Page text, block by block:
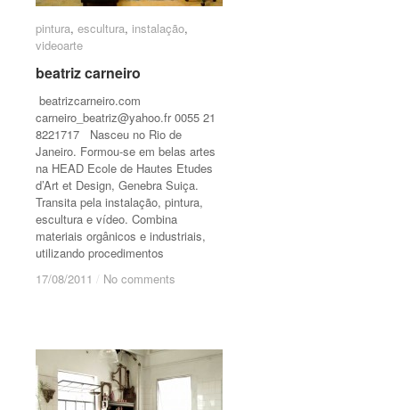
pintura, escultura, instalação,
videoarte
beatriz carneiro
beatrizcarneiro.com
carneiro_beatriz@yahoo.fr0055 21
8221717 Nasceu no Rio de
Janeiro. Formou-se em belas artes
na HEAD Ecole de Hautes Etudes
d’Art et Design, Genebra Suiça.
Transita pela instalação, pintura,
escultura e vídeo. Combina
materiais orgânicos e industriais,
utilizando procedimentos
17/08/2011 / No comments
pintura escultura instalação
videoarte
beatriz carneiro
17/08/2011 / No comments